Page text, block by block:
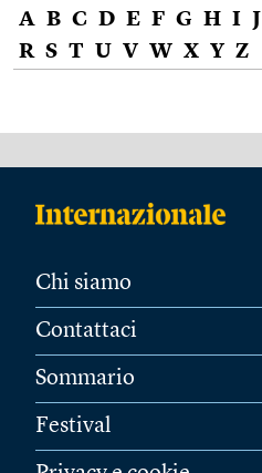
A B C D E F G H I J
R S T U V W X Y Z
Chi siamo
Contattaci
Sommario
Festival